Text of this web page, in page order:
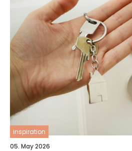
inspiration
05. May 2026